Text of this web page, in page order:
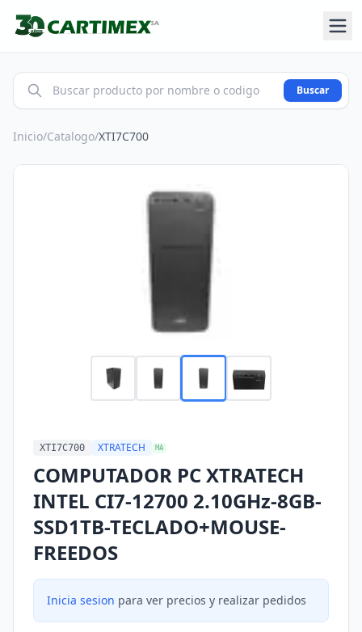
Buscar
Inicio/Catalogo/XTI7C700
XTI7C700 XTRATECH MA
COMPUTADOR PC XTRATECH
INTEL CI7-12700 2.10GHz-8GB-
SSD1TB-TECLADO+MOUSE-
FREEDOS
Inicia sesion para ver precios y realizar pedidos